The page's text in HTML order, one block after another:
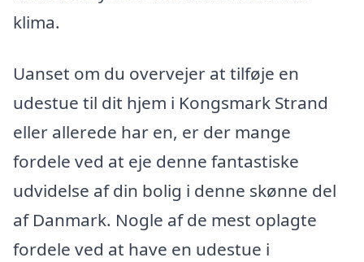
klima.
Uanset om du overvejer at tilføje en
udestue til dit hjem i Kongsmark Strand
eller allerede har en, er der mange
fordele ved at eje denne fantastiske
udvidelse af din bolig i denne skønne del
af Danmark. Nogle af de mest oplagte
fordele ved at have en udestue i